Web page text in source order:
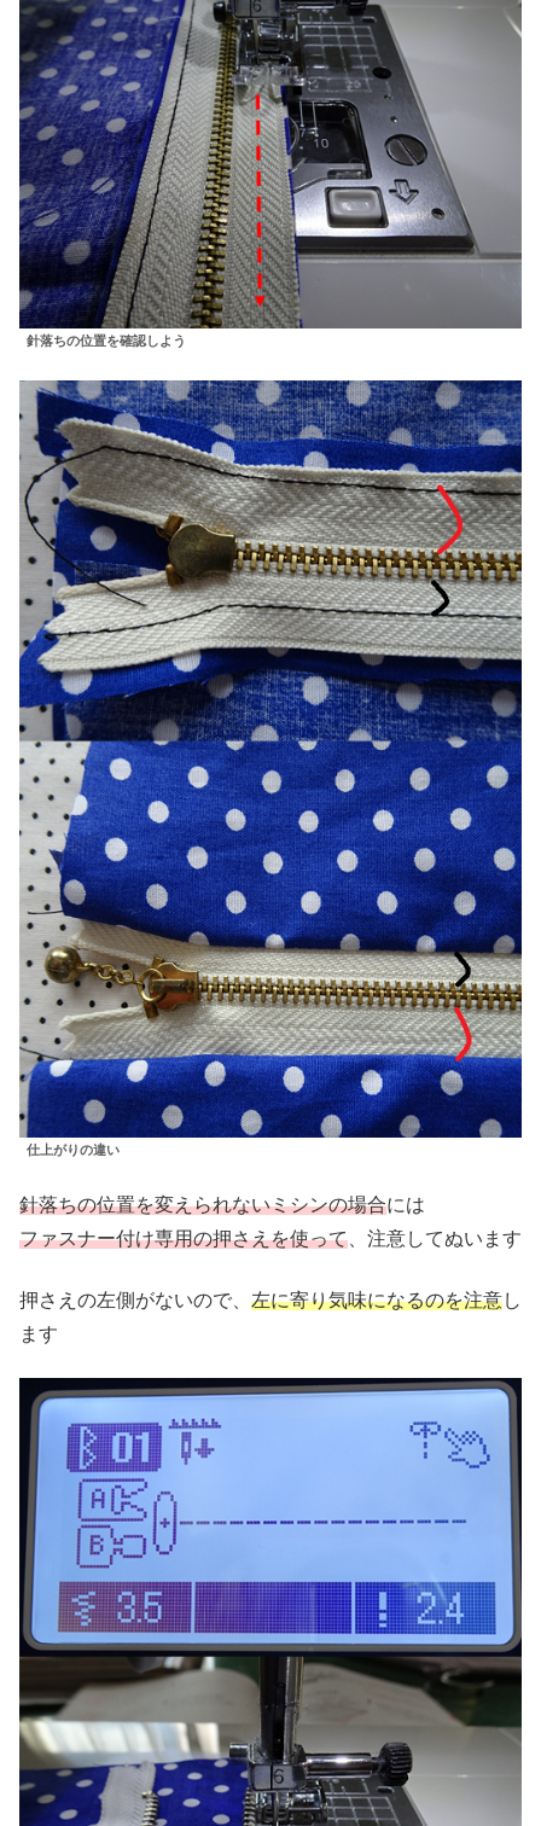
針落ちの位置を確認しよう
仕上がりの違い
針落ちの位置を変えられないミシンの場合には
ファスナー付け専用の押さえを使って、注意してぬいます
押さえの左側がないので、 左に寄り気味になるのを注意し
ます